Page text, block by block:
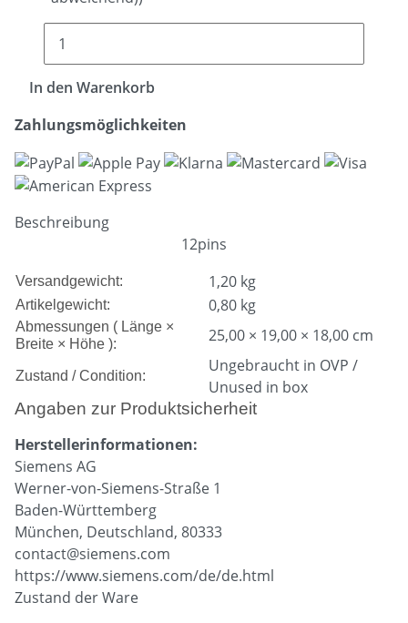
In den Warenkorb
Zahlungsmöglichkeiten
Beschreibung
12pins
Versandgewicht: 1,20 kg
Artikelgewicht: 0,80 kg
Abmessungen ( Länge ×
Breite × Höhe ):
25,00 × 19,00 × 18,00 cm
Zustand / Condition:
Ungebraucht in OVP /
Unused in box
Angaben zur Produktsicherheit
Herstellerinformationen:
Siemens AG
Werner-von-Siemens-Straße 1
Baden-Württemberg
München, Deutschland, 80333
contact@siemens.com
https://www.siemens.com/de/de.html
Zustand der Ware